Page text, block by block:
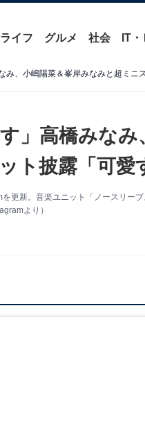
ライフ グルメ 社会 IT
」高橋みなみ
ト披露「可愛
更新。音楽ユニット「ノースリー
より）